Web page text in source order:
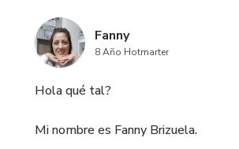
Fanny
8 Año Hotmarter
Hola qué tal?
Mi nombre es Fanny Brizuela.